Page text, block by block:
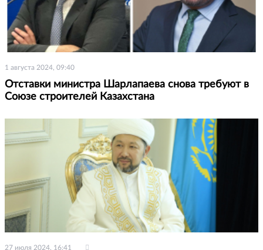
1 августа 2024, 09:40
Отставки министра Шарлапаева снова требуют в
Союзе строителей Казахстана
27 июля 2024, 16:41